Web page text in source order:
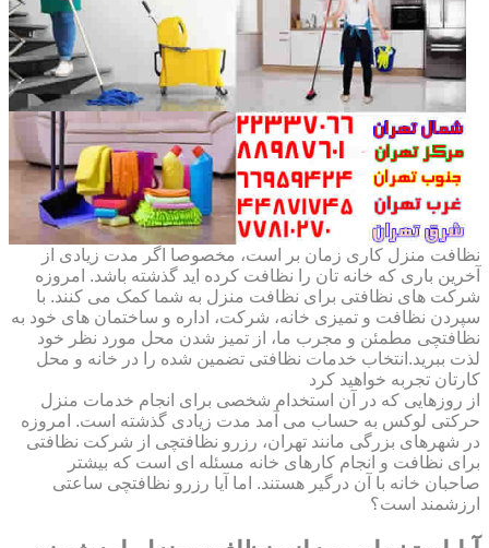
نظافت منزل کاری زمان بر است، مخصوصا اگر مدت زیادی از
آخرین باری که خانه تان را نظافت کرده اید گذشته باشد. امروزه
شرکت های نظافتی برای نظافت منزل به شما کمک می کنند. با
سپردن نظافت و تمیزی خانه، شرکت، اداره و ساختمان های خود به
نظافتچی مطمئن و مجرب ما، از تمیز شدن محل مورد نظر خود
لذت ببرید.انتخاب خدمات نظافتی تضمین شده را در خانه و محل
کارتان تجربه خواهید کرد
از روزهایی که در آن استخدام شخصی برای انجام خدمات منزل
حرکتی لوکس به حساب می آمد مدت زیادی گذشته است. امروزه
در شهرهای بزرگی مانند تهران، رزرو نظافتچی از شرکت نظافتی
برای نظافت و انجام کارهای خانه مسئله ای است که بیشتر
صاحبان خانه با آن درگیر هستند. اما آیا رزرو نظافتچی ساعتی
ارزشمند است؟